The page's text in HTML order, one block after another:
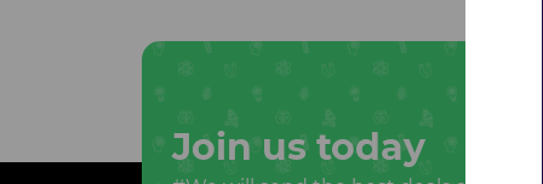
Join us today